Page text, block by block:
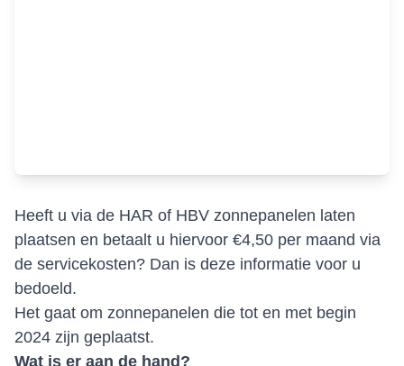
Heeft u via de HAR of HBV zonnepanelen laten
plaatsen en betaalt u hiervoor €4,50 per maand via
de servicekosten? Dan is deze informatie voor u
bedoeld.
Het gaat om zonnepanelen die tot en met begin
2024 zijn geplaatst.
Wat is er aan de hand?